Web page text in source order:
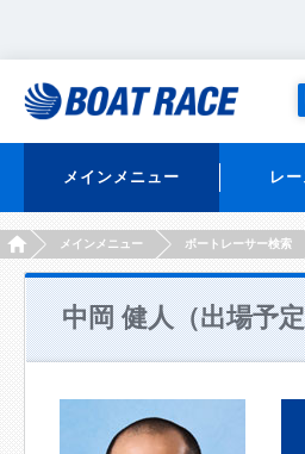
メインメニュー レ
HOMEメインメニュー ボートレーサー検索
中岡 健人（出場予